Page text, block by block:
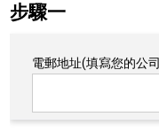
步驟一
電郵地址(填寫您的公